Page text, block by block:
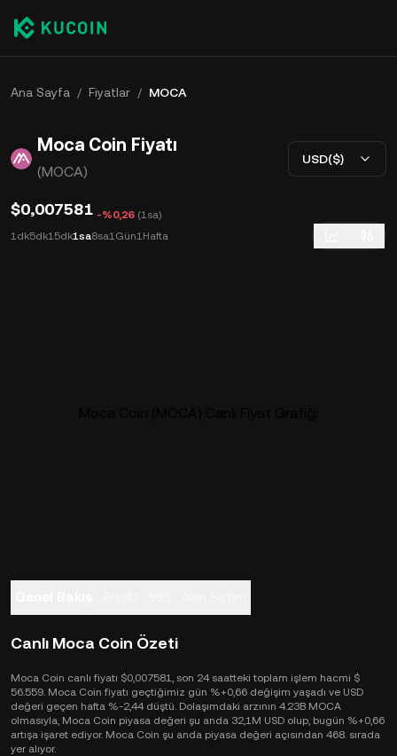
Ana Sayfa / Fiyatlar / MOCA
Moca Coin Fiyatı
(MOCA)
USD($)
$0,007581 -%0,26 (1sa)
1dk5dk15dk1sa8sa1Gün1Hafta
Canlı Moca Coin Özeti
Moca Coin canlı fiyatı $0,007581, son 24 saatteki toplam işlem hacmi $
56.559. Moca Coin fiyatı geçtiğimiz gün %+0,66 değişim yaşadı ve USD
değeri geçen hafta %-2,44 düştü. Dolaşımdaki arzının 4.23B MOCA
olmasıyla, Moca Coin piyasa değeri şu anda 32,1M USD olup, bugün %+0,66
artışa işaret ediyor. Moca Coin şu anda piyasa değeri açısından 468. sırada
yer alıyor.